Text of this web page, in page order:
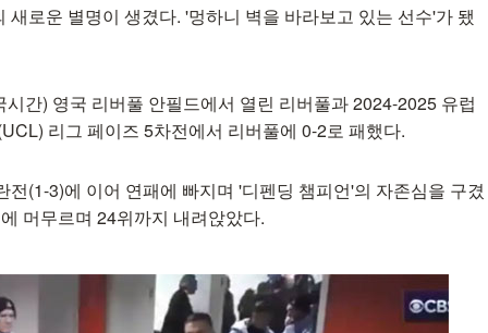
새로운 별명이 생겼다. '멍하니 벽을 바라보고 있는 선수'가 됐
간) 영국 리버풀 안필드에서 열린 리버풀과 2024-2025 유럽
리그 페이즈 5차전에서 리버풀에 0-2로 패했다.
전(1-3)에 이어 연패에 빠지며 '디펜딩 챔피언'의 자존심을 구겼
머무르며 24위까지 내려앉았다.